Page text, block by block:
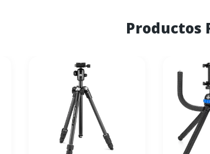
Productos